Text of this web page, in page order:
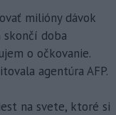
milióny dávok
doba
o očkovanie.
agentúra AFP.
na svete, ktoré si